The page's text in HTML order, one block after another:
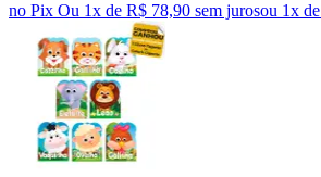
no Pix Ou 1x de R$ 78,90 sem jurosou 1x de